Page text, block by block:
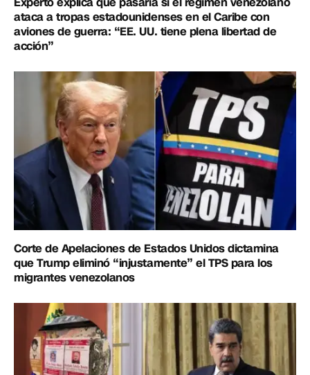
ataca a tropas estadounidenses en el Caribe con
aviones de guerra: “EE. UU. tiene plena libertad de
acción”
Corte de Apelaciones de Estados Unidos dictamina
que Trump eliminó “injustamente” el TPS para los
migrantes venezolanos